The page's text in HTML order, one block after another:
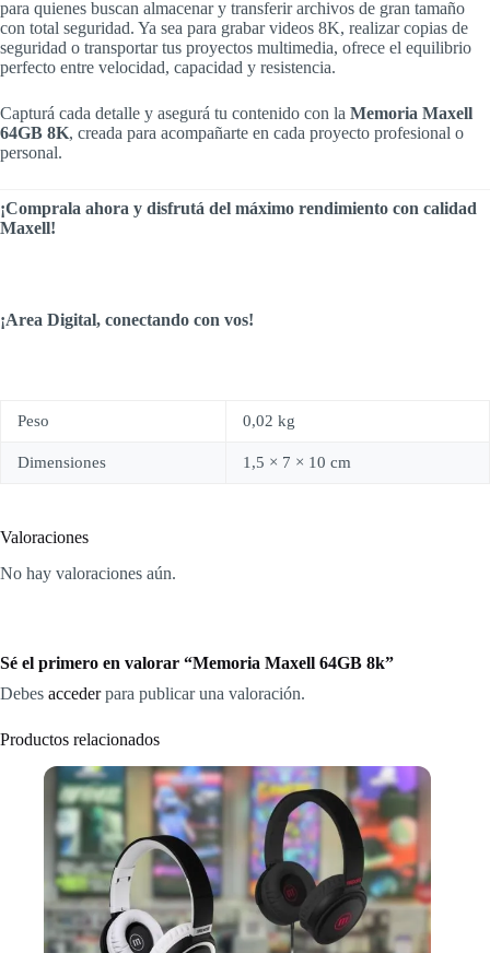
para quienes buscan almacenar y transferir archivos de gran tamaño
con total seguridad. Ya sea para grabar videos 8K, realizar copias de
seguridad o transportar tus proyectos multimedia, ofrece el equilibrio
perfecto entre velocidad, capacidad y resistencia.
Capturá cada detalle y asegurá tu contenido con la Memoria Maxell
64GB 8K, creada para acompañarte en cada proyecto profesional o
personal.
¡Comprala ahora y disfrutá del máximo rendimiento con calidad
Maxell!
¡Area Digital, conectando con vos!
Peso 0,02 kg
Dimensiones 1,5 × 7 × 10 cm
Valoraciones
No hay valoraciones aún.
Sé el primero en valorar “Memoria Maxell 64GB 8k”
Debes accederpara publicar una valoración.
Productos relacionados